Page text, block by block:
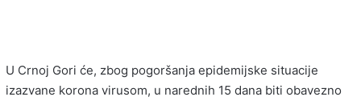
U Crnoj Gori će, zbog pogoršanja epidemijske situacije
izazvane korona virusom, u narednih 15 dana biti obavezno